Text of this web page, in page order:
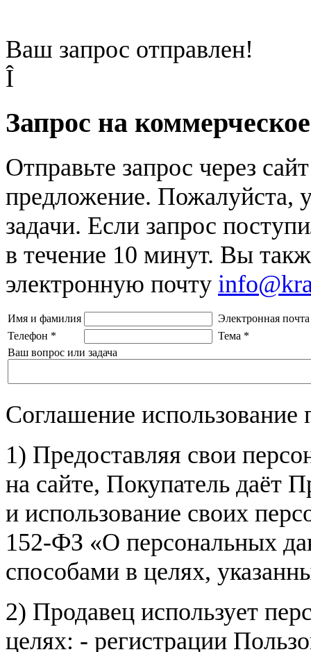
Ваш запрос отправлен!
Î
Запрос на
Отправьте запрос через
предложение. Пожалуйста,
задачи. Если запрос
в течение 10 минут. Вы
электронную почту
Имя и фамилия
Электронная почта
Телефон * Тема *
Ваш вопрос или задача
Соглашение
1) Предоставляя свои
на сайте, Покупатель даёт
и использование своих
152-ФЗ «О персональных
способами в целях,
2) Продавец использует
целях: - регистрации